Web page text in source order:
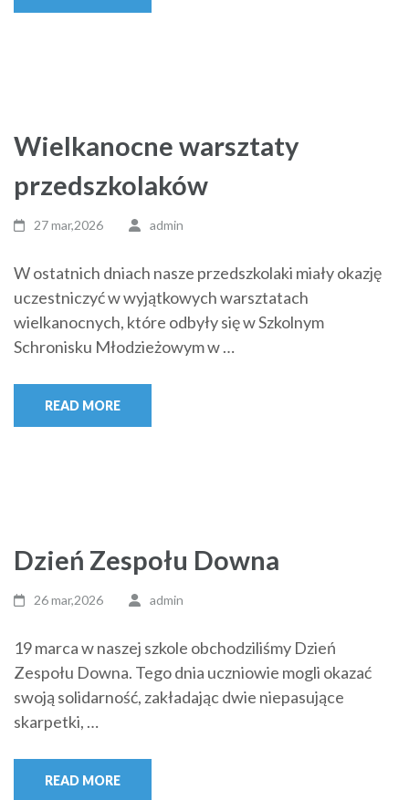
Wielkanocne warsztaty
przedszkolaków
27 mar,2026 admin
W ostatnich dniach nasze przedszkolaki miały okazję
uczestniczyć w wyjątkowych warsztatach
wielkanocnych, które odbyły się w Szkolnym
Schronisku Młodzieżowym w …
READ MORE
Dzień Zespołu Downa
26 mar,2026 admin
19 marca w naszej szkole obchodziliśmy Dzień
Zespołu Downa. Tego dnia uczniowie mogli okazać
swoją solidarność, zakładając dwie niepasujące
skarpetki, …
READ MORE